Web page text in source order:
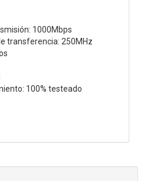
1000Mbps
transferencia: 250MHz
100% testeado